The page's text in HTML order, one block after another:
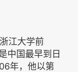
江大学前
中国最早到日
年，他以第